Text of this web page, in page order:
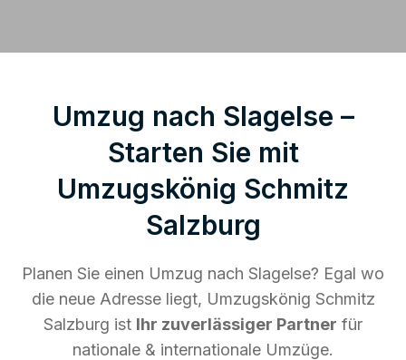
Umzug nach Slagelse –
Starten Sie mit
Umzugskönig Schmitz
Salzburg
Planen Sie einen Umzug nach Slagelse? Egal wo
die neue Adresse liegt, Umzugskönig Schmitz
Salzburg ist Ihr zuverlässiger Partner für
nationale & internationale Umzüge.